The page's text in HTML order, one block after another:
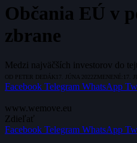
Občania EÚ v
zbrane
Medzi najväčších investorov do
OD PETER DEDÁK 17. JÚNA 2022 ZMENENÉ: 17.
Facebook Telegram WhatsApp
www.wemove.eu
Zdieľať
Facebook Telegram WhatsApp